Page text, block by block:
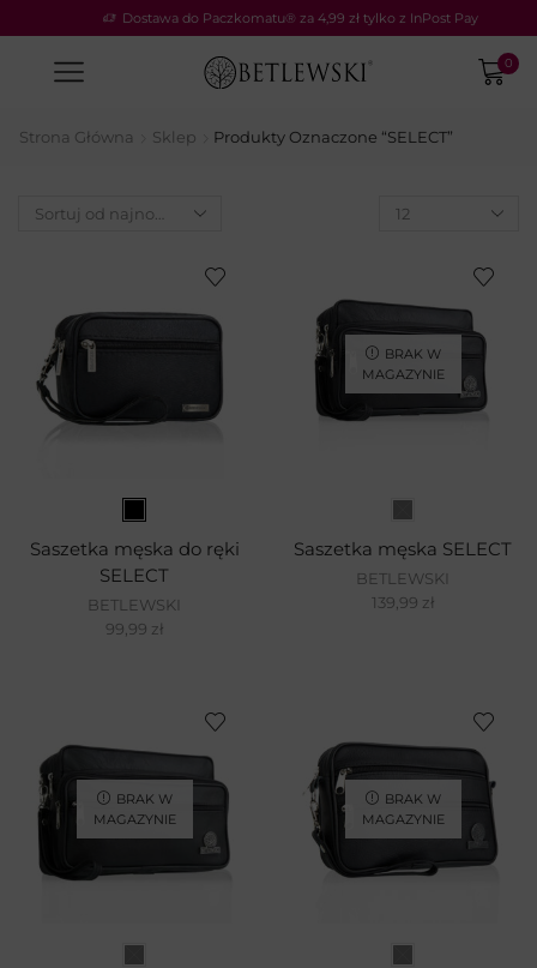
Dostawa do Paczkomatu® za 4,99 zł tylko z InPost Pay
0
Strona Główna Sklep Produkty Oznaczone “SELECT”
Saszetka męska do ręki
SELECT
BETLEWSKI
99,99 zł
BRAK W
MAGAZYNIE
Saszetka męska SELECT
BETLEWSKI
139,99 zł
BRAK W
MAGAZYNIE
BRAK W
MAGAZYNIE